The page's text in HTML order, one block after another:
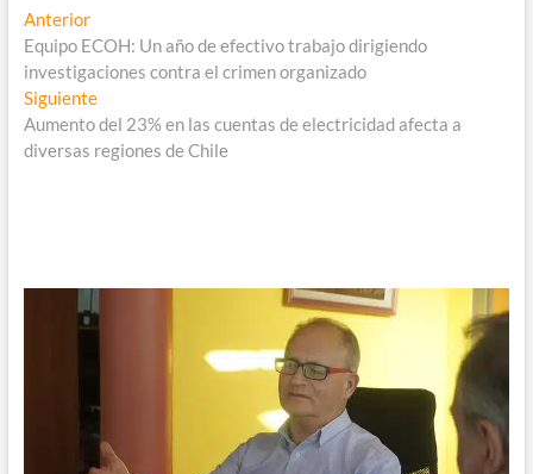
Navegación
de
entradas
AnteriorEntrada
anterior:
Equipo ECOH: Un año de efectivo trabajo dirigiendo
investigaciones contra el crimen organizado
SiguienteEntrada
siguiente:
Aumento del 23% en las cuentas de electricidad afecta a
diversas regiones de Chile